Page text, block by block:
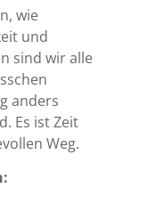
wie
und
sind wir alle
anders
Es ist Zeit
Weg.